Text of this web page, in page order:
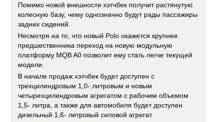
Помимо новой внешности хэтчбек получит растянутую
колесную базу, чему однозначно будут рады пассажиры
задних сидений.
Несмотря на то, что новый Polo окажется крупнее
предшественника переход на новую модульную
платформу MQB A0 позволит ему стать легче текущей
модели.
В начале продаж хэтчбек будет доступен с
трехцилиндровым 1,0- литровым и новым
четырехцилиндровым агрегатом с рабочим объемом
1,5- литра, а также для автомобиля будет доступен
дизельный 1,6- литровый силовой агрегат.